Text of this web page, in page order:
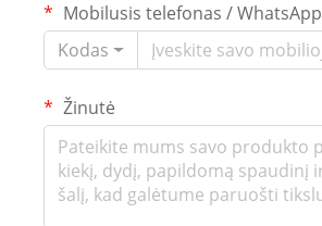
Mobilusis telefonas / WhatsApp
Kodas
Žinutė